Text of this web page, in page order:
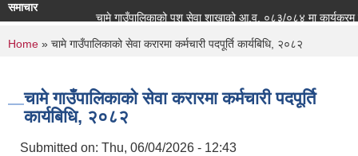
समाचार
चामे गाउँपालिकाको पशु सेवा शाखाको आ.व. ०८३/०८४ मा कार्यक्रम
You are here
Home » चामे गाउँपालिकाको सेवा करारमा कर्मचारी पदपूर्ति कार्यबिधि, २०८२
चामे गाउँपालिकाको सेवा करारमा कर्मचारी पदपूर्ति
कार्यबिधि, २०८२
Submitted on: Thu, 06/04/2026 - 12:43